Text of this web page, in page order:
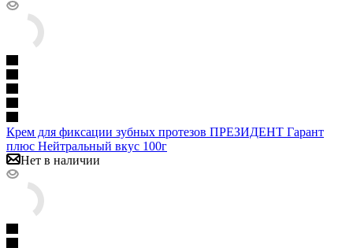
Крем для фиксации зубных протезов ПРЕЗИДЕНТ Гарант
плюс Нейтральный вкус 100г
Нет в наличии